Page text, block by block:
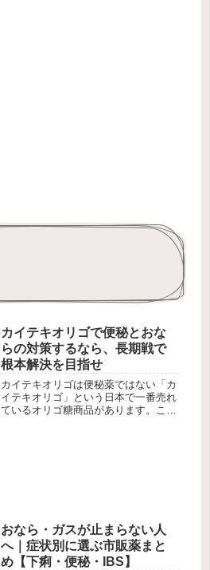
カイテキオリゴで便秘とおな
らの対策するなら、長期戦で
根本解決を目指せ
カイテキオリゴは便秘薬ではない「カ
イテキオリゴ」という日本で一番売れ
ているオリゴ糖商品があります。これ
おなら・ガスが止まらない人
へ｜症状別に選ぶ市販薬まと
め【下痢・便秘・IBS】